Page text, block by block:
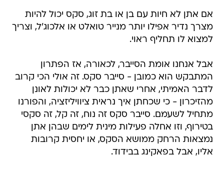
אם אתן לא חיות עם בן או בת זוג, סקס יכול להיות
מצרך נדיר אפילו יותר מנייר טואלט או אלכוג'ל, וצריך
למצוא לו תחליף ראוי.
אבל אנחנו אומת הסייבר, לכאורה, אז הפתרון
המתבקש הוא כמובן - סייבר סקס. זה אולי הכי קרוב
לדבר האמיתי, אחרי שאתן כבר לא יכולות לאונן
מהזיכרון - כי שכחתן איך נראית ציוויליזציה, והפורנו
מתחיל לשעמם. סייבר סקס זה נוח, זה קל, זה סקסי
בטירוף, וזו אחלה פעילות מינית לימים שבהן אתן
נמצאות הרחק ממושא הסקס, או יחסית קרובות
אליו, אבל בפאקינג בבידוד.